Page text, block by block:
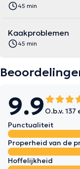
45 min
Kaakproblemen
45 min
9.9 O.b.v.
Punctualiteit
Properheid van de
Hoffelijkheid